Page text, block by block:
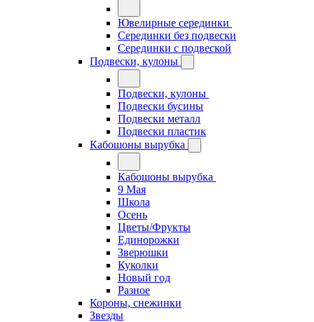
Ювелирные серединки
Серединки без подвески
Серединки с подвеской
Подвески, кулоны
Подвески, кулоны
Подвески бусины
Подвески металл
Подвески пластик
Кабошоны вырубка
Кабошоны вырубка
9 Мая
Школа
Осень
Цветы/Фрукты
Единорожки
Зверюшки
Куколки
Новый год
Разное
Короны, снежинки
Звезды